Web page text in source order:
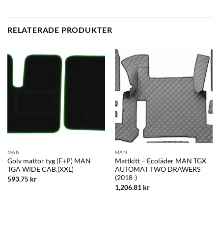
RELATERADE PRODUKTER
MAN
Golv mattor tyg (F+P) MAN
TGA WIDE CAB.(XXL)
593.75 kr
MAN
Mattkitt – Ecoläder MAN TGX
AUTOMAT TWO DRAWERS
(2018-)
1,206.81 kr